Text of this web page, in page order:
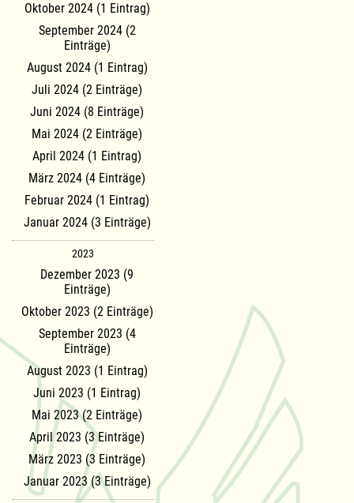
Oktober 2024 (1 Eintrag)
September 2024 (2
Einträge)
August 2024 (1 Eintrag)
Juli 2024 (2 Einträge)
Juni 2024 (8 Einträge)
Mai 2024 (2 Einträge)
April 2024 (1 Eintrag)
März 2024 (4 Einträge)
Februar 2024 (1 Eintrag)
Januar 2024 (3 Einträge)
2023
Dezember 2023 (9
Einträge)
Oktober 2023 (2 Einträge)
September 2023 (4
Einträge)
August 2023 (1 Eintrag)
Juni 2023 (1 Eintrag)
Mai 2023 (2 Einträge)
April 2023 (3 Einträge)
März 2023 (3 Einträge)
Januar 2023 (3 Einträge)